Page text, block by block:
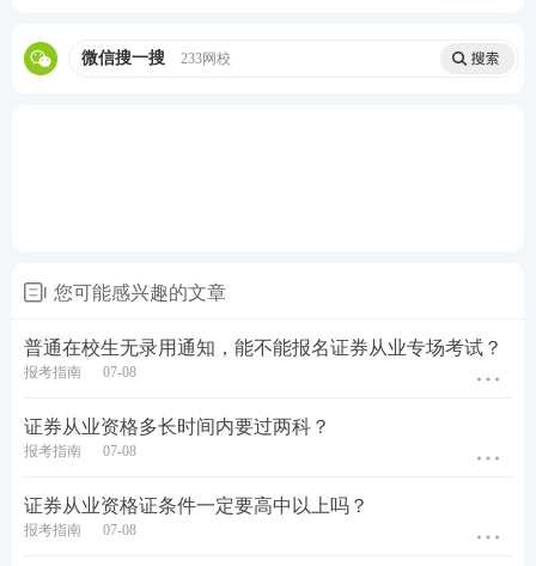
结，理解性记忆，做到灵活运用
。除此之外，平时也
等。内容枯燥，类似内容较多，容易混淆或记忆不
律责任比较多。处罚的内容包括行政处罚、刑事处罚
首先要
注意多归纳，一些有关数字、时间、比例、条
点等方式来提高学习效率。比如二级市场中诱骗投资
微信搜一搜 233网校
您可能感兴趣的文章
普通在校生无录用通知，能不能报名证券从业专场考试？
报考指南 07-08
证券从业资格多长时间内要过两科？
报考指南 07-08
证券从业资格证条件一定要高中以上吗？
报考指南 07-08